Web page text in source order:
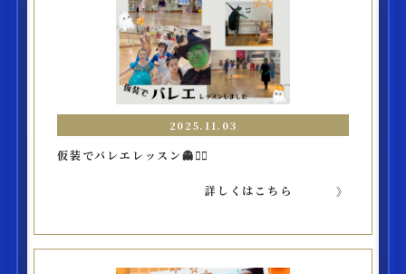
2025.11.03
仮装でバレエレッスン👻❤️‍🔥
詳しくはこちら